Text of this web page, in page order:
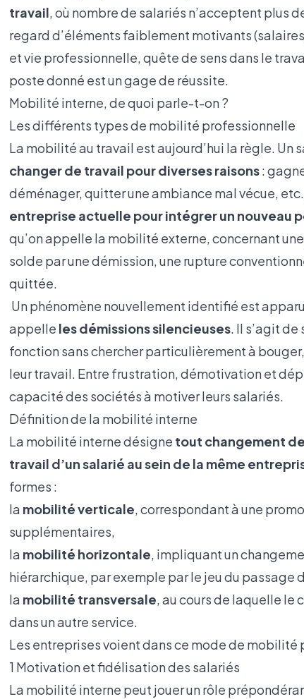
travail, où nombre de salariés n’acceptent plus
regard d’éléments faiblement motivants
et vie professionnelle, quête de sens dans le
poste donné est un gage de réussite.
Mobilité interne, de quoi parle-t-on ?
Les différents types de mobilité professionnelle
La mobilité au travail est aujourd’hui la règle. Un
changer de travail pour diverses raisons:
déménager, quitter une ambiance mal vécue,
entreprise actuelle pour intégrer un nouveau
qu’on appelle la mobilité externe, concernant
solde par une démission, une rupture
quittée.
Un phénomène nouvellement identifié est
appelle lesdémissions silencieuses. Il s’agit
fonction sans chercher particulièrement à
leur travail. Entre frustration, démotivation et
capacité des sociétés à motiver leurs salariés.
Définition de la mobilité interne
La mobilité interne désigne tout changement
travail d’un salarié au sein de la même
formes :
la mobilité verticale, correspondant à une
supplémentaires,
la mobilité horizontale, impliquant un
hiérarchique, par exemple par le jeu du passage
la mobilité transversale, au cours de laquelle
dans un autre service.
Les entreprises voient dans ce mode de mobilité
1 Motivation et fidélisation des salariés
La mobilité interne peut jouer un rôle